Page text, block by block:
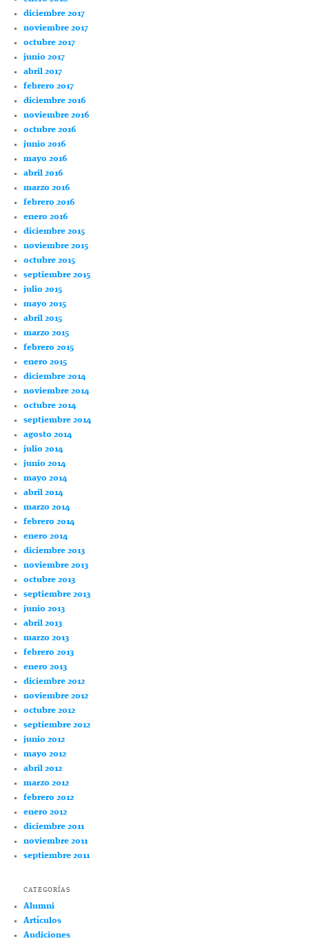
diciembre 2017
noviembre 2017
octubre 2017
junio 2017
abril 2017
febrero 2017
diciembre 2016
noviembre 2016
octubre 2016
junio 2016
mayo 2016
abril 2016
marzo 2016
febrero 2016
enero 2016
diciembre 2015
noviembre 2015
octubre 2015
septiembre 2015
julio 2015
mayo 2015
abril 2015
marzo 2015
febrero 2015
enero 2015
diciembre 2014
noviembre 2014
octubre 2014
septiembre 2014
agosto 2014
julio 2014
junio 2014
mayo 2014
abril 2014
marzo 2014
febrero 2014
enero 2014
diciembre 2013
noviembre 2013
octubre 2013
septiembre 2013
junio 2013
abril 2013
marzo 2013
febrero 2013
enero 2013
diciembre 2012
noviembre 2012
octubre 2012
septiembre 2012
junio 2012
mayo 2012
abril 2012
marzo 2012
febrero 2012
enero 2012
diciembre 2011
noviembre 2011
septiembre 2011
CATEGORÍAS
Alumni
Artículos
Audiciones